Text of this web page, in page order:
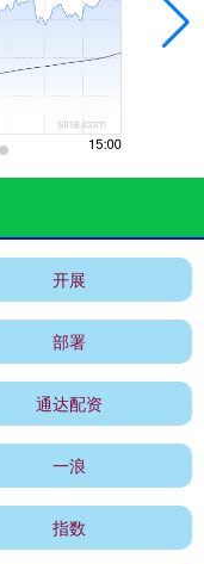
开展
部署
通达配资
一浪
指数